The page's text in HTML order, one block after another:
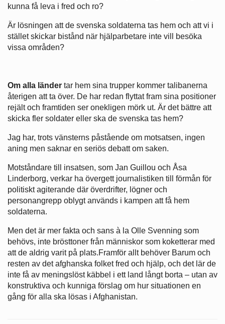
kunna få leva i fred och ro?
Är lösningen att de svenska soldaterna tas hem och att vi i
stället skickar bistånd när hjälparbetare inte vill besöka
vissa områden?
Om alla länder tar hem sina trupper kommer talibanerna
återigen att ta över. De har redan flyttat fram sina positioner
rejält och framtiden ser onekligen mörk ut. Är det bättre att
skicka fler soldater eller ska de svenska tas hem?
Jag har, trots vänsterns påstående om motsatsen, ingen
aning men saknar en seriös debatt om saken.
Motståndare till insatsen, som Jan Guillou och Åsa
Linderborg, verkar ha övergett journalistiken till förmån för
politiskt agiterande där överdrifter, lögner och
personangrepp oblygt används i kampen att få hem
soldaterna.
Men det är mer fakta och sans à la Olle Svenning som
behövs, inte brösttoner från människor som koketterar med
att de aldrig varit på plats.Framför allt behöver Barum och
resten av det afghanska folket fred och hjälp, och det lär de
inte få av meningslöst käbbel i ett land långt borta – utan av
konstruktiva och kunniga förslag om hur situationen en
gång för alla ska lösas i Afghanistan.